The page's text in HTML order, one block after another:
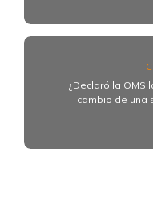
¿Declaró la OMS
cambio de una